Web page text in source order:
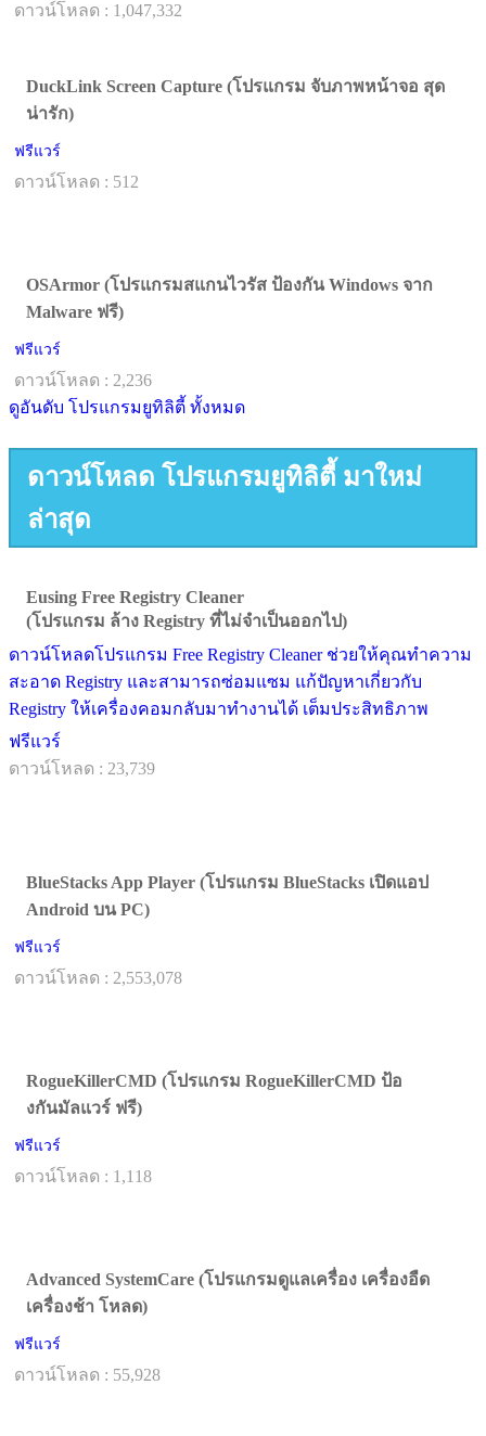
ดาวน์โหลด : 1,047,332
DuckLink Screen Capture (โปรแกรม จับภาพหน้าจอ สุด
น่ารัก)
ฟรีแวร์
ดาวน์โหลด : 512
OSArmor (โปรแกรมสแกนไวรัส ป้องกัน Windows จาก
Malware ฟรี)
ฟรีแวร์
ดาวน์โหลด : 2,236
ดูอันดับ โปรแกรมยูทิลิตี้ ทั้งหมด
ดาวน์โหลด โปรแกรมยูทิลิตี้ มาใหม่
ล่าสุด
Eusing Free Registry Cleaner
(โปรแกรม ล้าง Registry ที่ไม่จำเป็นออกไป)
ดาวน์โหลดโปรแกรม Free Registry Cleaner ช่วยให้คุณทำความ
สะอาด Registry และสามารถซ่อมแซม แก้ปัญหาเกี่ยวกับ
Registry ให้เครื่องคอมกลับมาทำงานได้ เต็มประสิทธิภาพ
ฟรีแวร์
ดาวน์โหลด : 23,739
BlueStacks App Player (โปรแกรม BlueStacks เปิดแอป
Android บน PC)
ฟรีแวร์
ดาวน์โหลด : 2,553,078
RogueKillerCMD (โปรแกรม RogueKillerCMD ป้อ
งกันมัลแวร์ ฟรี)
ฟรีแวร์
ดาวน์โหลด : 1,118
Advanced SystemCare (โปรแกรมดูแลเครื่อง เครื่องอืด
เครื่องช้า โหลด)
ฟรีแวร์
ดาวน์โหลด : 55,928